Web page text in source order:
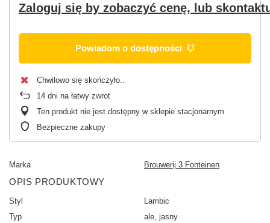
Zaloguj się by zobaczyć cenę, lub
Powiadom o dostępności
Chwilowo się skończyło.
14 dni na łatwy zwrot
Ten produkt nie jest dostępny w sklepie stacjonarnym
Bezpieczne zakupy
Marka Brouwerij 3 Fonteinen
OPIS PRODUKTOWY
Styl
Lambic
Typ
ale, jasny